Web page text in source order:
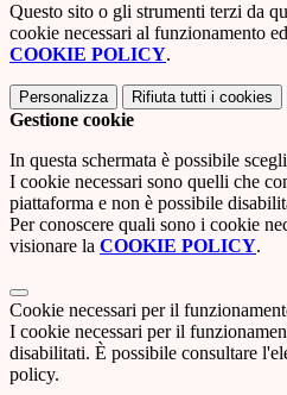
Questo sito o gli strumenti terzi da
cookie necessari al funzionamento
COOKIE POLICY.
Personalizza Rifiuta tutti i cookies
Gestione cookie
In questa schermata è possibile
I cookie necessari sono quelli che
piattaforma e non è possibile
Per conoscere quali sono i cookie
visionare la COOKIE POLICY.
Cookie necessari per il
I cookie necessari per il
disabilitati. È possibile consultare
policy.